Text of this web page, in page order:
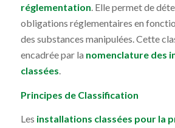
réglementation. Elle permet de
obligations réglementaires en
des substances manipulées. Cette
encadrée par la nomenclature des
classées.
Principes de Classification
Les installations classées pour la